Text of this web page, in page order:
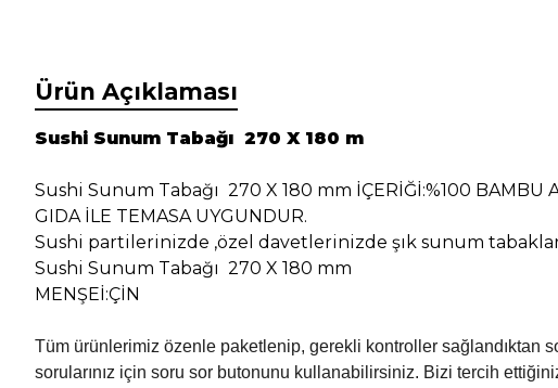
Ürün Açıklaması
Sushi Sunum Tabağı 270 X 180 m
Sushi Sunum Tabağı 270 X 180 mm İÇERİĞİ:%100 BAMBU
GIDA İLE TEMASA UYGUNDUR.
Sushi partilerinizde ,özel davetlerinizde şık sunum
Sushi Sunum Tabağı 270 X 180 mm
MENŞEİ:ÇİN
Tüm ürünlerimiz özenle paketlenip, gerekli kontroller sağlandıktan
sorularınız için soru sor butonunu kullanabilirsiniz. Bizi tercih